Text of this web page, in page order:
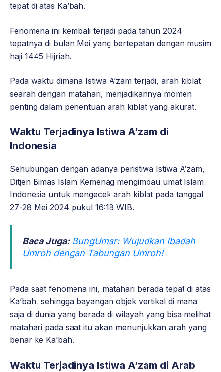
tepat di atas Ka’bah.
Fenomena ini kembali terjadi pada tahun 2024
tepatnya di bulan Mei yang bertepatan dengan musim
haji 1445 Hijriah.
Pada waktu dimana Istiwa A’zam terjadi, arah kiblat
searah dengan matahari, menjadikannya momen
penting dalam penentuan arah kiblat yang akurat.
Waktu Terjadinya Istiwa A’zam di
Indonesia
Sehubungan dengan adanya peristiwa Istiwa A’zam,
Ditjen Bimas Islam Kemenag mengimbau umat Islam
Indonesia untuk mengecek arah kiblat pada tanggal
27-28 Mei 2024 pukul 16:18 WIB.
Baca Juga: BungUmar: Wujudkan Ibadah
Umroh dengan Tabungan Umroh!
Pada saat fenomena ini, matahari berada tepat di atas
Ka’bah, sehingga bayangan objek vertikal di mana
saja di dunia yang berada di wilayah yang bisa melihat
matahari pada saat itu akan menunjukkan arah yang
benar ke Ka’bah.
Waktu Terjadinya Istiwa A’zam di Arab